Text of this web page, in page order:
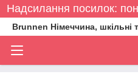
Надсилання посилок:
Brunnen Німеччина, шкільні